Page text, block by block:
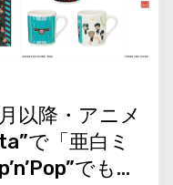
以降・アニメ
で「亜白ミ
でも